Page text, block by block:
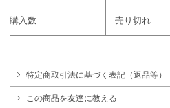
購入数 売り切れ
特定商取引法に基づく表記（返品等）
この商品を友達に教える